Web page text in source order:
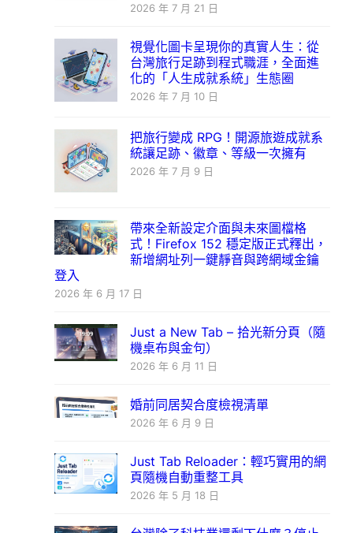
2026 年 7 月 21 日
視覺化圖卡呈現你的真實人生：從
台灣旅行足跡到程式職涯，全面進
化的「人生成就系統」生態圈
2026 年 7 月 10 日
把旅行變成 RPG！開源旅遊成就系
統讓足跡、徽章、等級一次擁有
2026 年 7 月 9 日
帶來全新設定介面與未來圖檔格
式！Firefox 152 穩定版正式釋出，
新增網址列一鍵靜音與跨網域金鑰
登入
2026 年 6 月 17 日
Just a New Tab – 拾光新分頁（隨
機桌布與金句）
2026 年 6 月 11 日
婚前同居契合度檢視清單
2026 年 6 月 9 日
Just Tab Reloader：輕巧實用的網
頁隨機自動重整工具
2026 年 5 月 18 日